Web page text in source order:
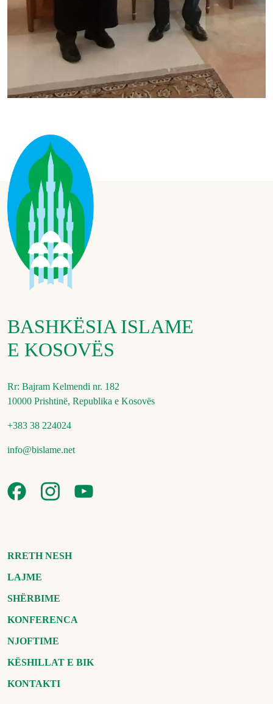
BASHKËSIA ISLAME
E KOSOVËS
Rr: Bajram Kelmendi nr. 182
10000 Prishtinë, Republika e Kosovës
+383 38 224024
info@bislame.net
RRETH NESH
LAJME
SHËRBIME
KONFERENCA
NJOFTIME
KËSHILLAT E BIK
KONTAKTI